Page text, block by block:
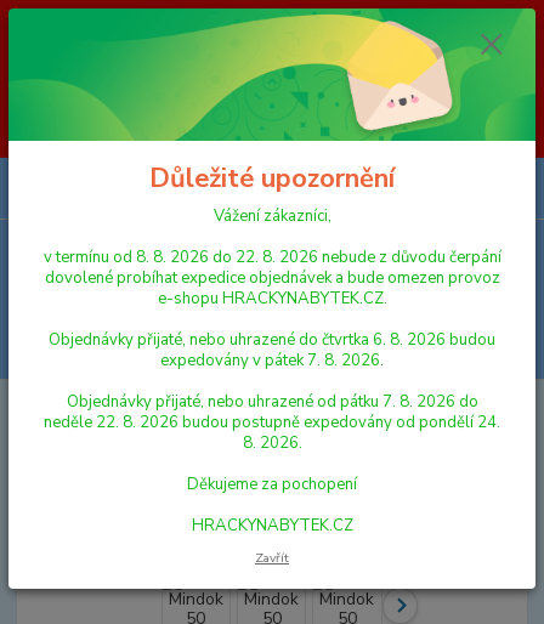
Vážení zákazníci, v termínu od 8. 8. 2026 do 23. 8. 2026 nebude z
důvodu čerpání dovolené probíhat expedice objednávek a bude omezen
provoz e-shopu HRACKYNABYTEK.CZ. Objednávky přijaté, nebo
uhrazené do čtvrtka 6. 8. 2026 budou expedovány v pátek 7. 8. 2026.
Objednávky přijaté, nebo uhrazené od pátku 7. 8. 2026 do neděle 23. 8.
2026 budou postupně expedovány od pondělí 24. 8. 2026. Děkujeme za
pochopení HRACKYNABYTEK.CZ
Menu
Hledat
HRY A HLAVOLAMY KARTY A KARETNÍ HRY
Mindok 50
našich ptáků
Mindok 50 našich ptáků
Důležité upozornění
Vážení zákazníci,
v termínu od 8. 8. 2026 do 22. 8. 2026 nebude z důvodu čerpání
dovolené probíhat expedice objednávek a bude omezen provoz
e-shopu HRACKYNABYTEK.CZ.
Objednávky přijaté, nebo uhrazené do čtvrtka 6. 8. 2026 budou
expedovány v pátek 7. 8. 2026.
Objednávky přijaté, nebo uhrazené od pátku 7. 8. 2026 do
neděle 22. 8. 2026 budou postupně expedovány od pondělí 24.
8. 2026.
Děkujeme za pochopení
HRACKYNABYTEK.CZ
Zavřít